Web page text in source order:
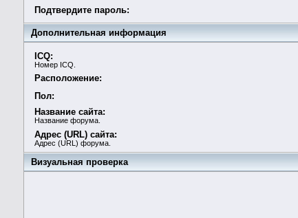
Подтвердите пароль:
Дополнительная информация
ICQ:
Номер ICQ.
Расположение:
Пол:
Название сайта:
Название форума.
Адрес (URL) сайта:
Адрес (URL) форума.
Визуальная проверка